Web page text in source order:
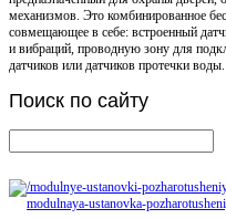
механизмов. Это комбинированное
совмещающее в себе: встроенный
и вибраций, проводную зону для
датчиков или датчиков протечки воды.
Поиск по сайту